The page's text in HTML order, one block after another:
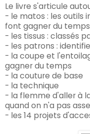
Le livre s'articule
- le matos : les outils
font gagner du
- les tissus : classés
- les patrons :
- la coupe et
gagner du temps
- la couture de base
- la technique
- la flemme d'aller à
quand on n'a pas
- les 14 projets